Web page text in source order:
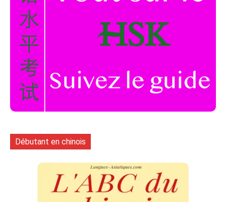
Débutant en chinois